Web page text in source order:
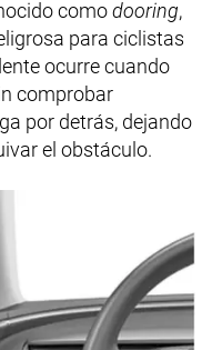
comodooring,
para ciclistas
ocurre cuando
comprobar
por detrás, dejando
el obstáculo.